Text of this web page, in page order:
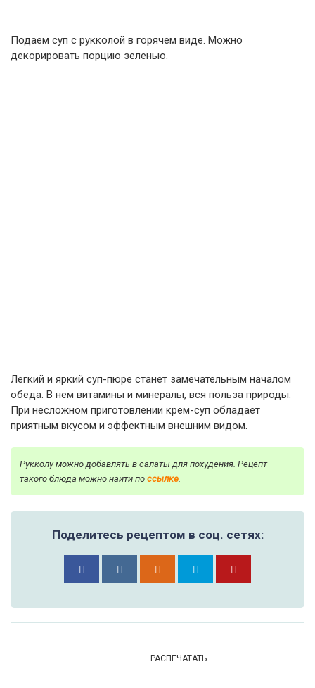
Подаем суп с рукколой в горячем виде. Можно
декорировать порцию зеленью.
Легкий и яркий суп-пюре станет замечательным началом
обеда. В нем витамины и минералы, вся польза природы.
При несложном приготовлении крем-суп обладает
приятным вкусом и эффектным внешним видом.
Рукколу можно добавлять в салаты для похудения. Рецепт
такого блюда можно найти по ссылке.
Поделитесь рецептом в соц. сетях:
РАСПЕЧАТАТЬ